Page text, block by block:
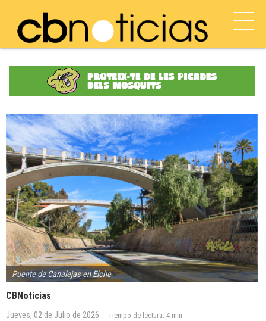
Puente de Canalejas en Elche
CBNoticias
Jueves, 02 de Julio de 2026 Tiempo de lectura: 4 min